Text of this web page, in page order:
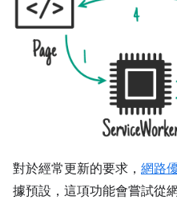
對於經常更新的要求， 網路
據預設，這項功能會嘗試從